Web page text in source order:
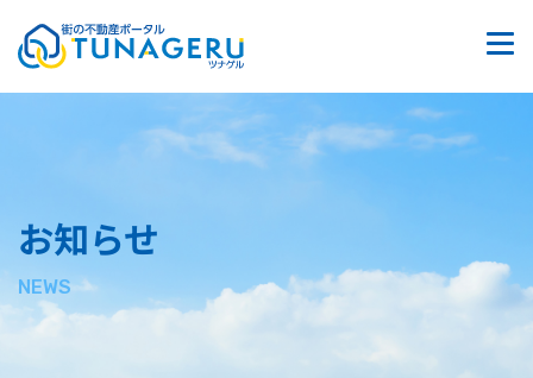
質問掲示板
お問い合わせ
プライバシーポリシー
お知らせ
NEWS